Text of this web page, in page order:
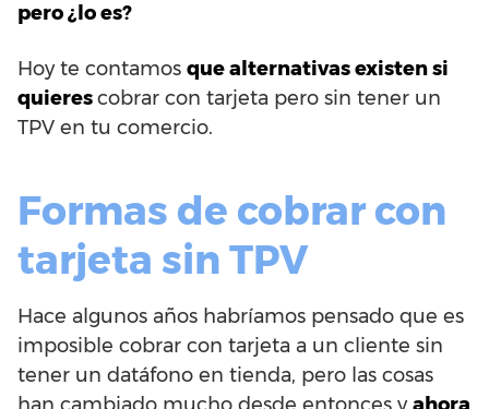
pero ¿lo es?
Hoy te contamos que alternativas existen si
quierescobrar con tarjeta pero sin tener un
TPV en tu comercio.
Formas de cobrar con
tarjeta sin TPV
Hace algunos años habríamos pensado que es
imposible cobrar con tarjeta a un cliente sin
tener un datáfono en tienda, pero las cosas